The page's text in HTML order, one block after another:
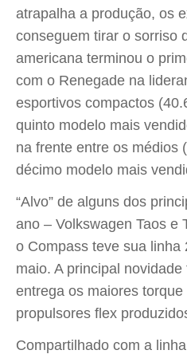
atrapalha a produção, os
conseguem tirar o sorriso
americana terminou o
com o Renegade na
esportivos compactos
quinto modelo mais
na frente entre os médios
décimo modelo mais
“Alvo” de alguns dos
ano – Volkswagen Taos e
o Compass teve sua linha
maio. A principal
entrega os maiores
propulsores flex
Compartilhado com a